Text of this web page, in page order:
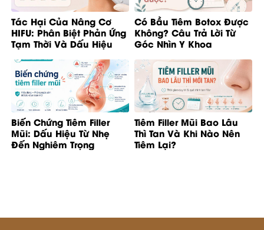
Tác Hại Của Nâng Cơ
HIFU: Phân Biệt Phản Ứng
Tạm Thời Và Dấu Hiệu
Có Bầu Tiêm Botox Được
Không? Câu Trả Lời Từ
Góc Nhìn Y Khoa
Biến Chứng Tiêm Filler
Mũi: Dấu Hiệu Từ Nhẹ
Đến Nghiêm Trọng
Tiêm Filler Mũi Bao Lâu
Thì Tan Và Khi Nào Nên
Tiêm Lại?